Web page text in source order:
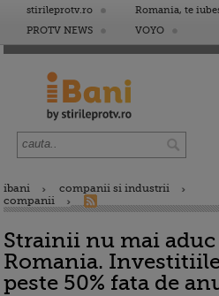
stirileprotv.ro Romania, te
PROTV NEWS
VOYO
ibani
companii si industrii
companii
Strainii nu mai
Romania.
peste 50% fata de